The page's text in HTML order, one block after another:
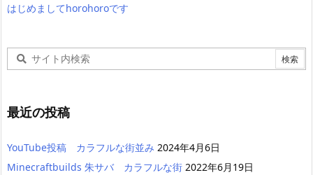
はじめましてhorohoroです
最近の投稿
YouTube投稿 カラフルな街並み 2024年4月6日
Minecraftbuilds 朱サバ カラフルな街 2022年6月19日